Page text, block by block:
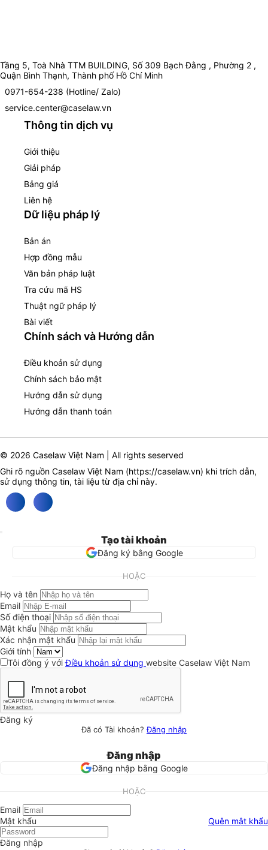
Tầng 5, Toà Nhà TTM BUILDING, Số 309 Bạch Đằng , Phường 2 ,
Quận Bình Thạnh, Thành phố Hồ Chí Minh
0971-654-238 (Hotline/ Zalo)
service.center@caselaw.vn
Thông tin dịch vụ
Giới thiệu
Giải pháp
Bảng giá
Liên hệ
Dữ liệu pháp lý
Bản án
Hợp đồng mẫu
Văn bản pháp luật
Tra cứu mã HS
Thuật ngữ pháp lý
Bài viết
Chính sách và Hướng dẫn
Điều khoản sử dụng
Chính sách bảo mật
Hướng dẫn sử dụng
Hướng dẫn thanh toán
© 2026 Caselaw Việt Nam | All rights seserved
Ghi rõ nguồn Caselaw Việt Nam (https://caselaw.vn) khi trích dẫn,
sử dụng thông tin, tài liệu từ địa chỉ này.
Tạo tài khoản
Đăng ký bằng Google
HOẶC
Họ và tên
Email
Số điện thoại
Mật khẩu
Xác nhận mật khẩu
Giới tính
Tôi đồng ý vớiĐiều khoản sử dụng website Caselaw Việt Nam
Đăng ký
Đã có Tài khoản?Đăng nhập
Đăng nhập
Đăng nhập bằng Google
HOẶC
Email
Mật khẩu
Quên mật khẩu
Đăng nhập